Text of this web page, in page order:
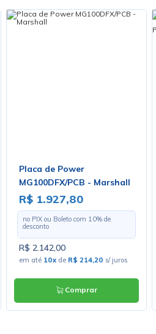
Placa de Power
MG100DFX/PCB - Marshall
R$ 1.927,80
no PIX ou Boleto com 10% de
desconto
R$ 2.142,00
em até 10xde R$ 214,20 s/ juros
Comprar